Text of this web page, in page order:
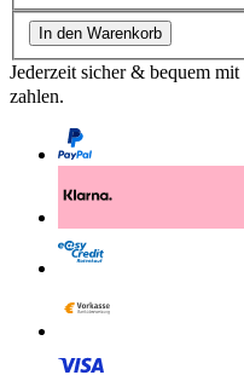
In den Warenkorb
Jederzeit sicher & bequem
zahlen.